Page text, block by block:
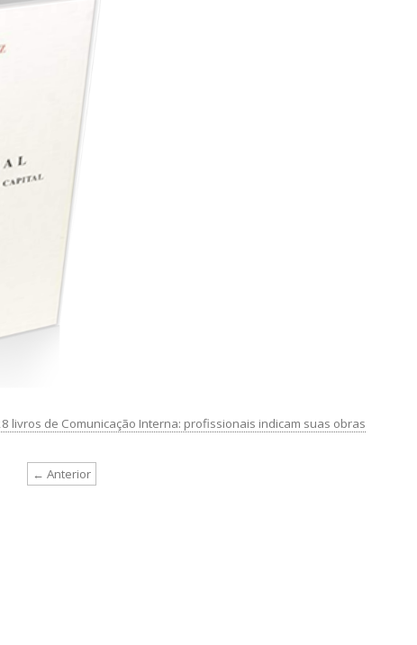
livros de Comunicação Interna: profissionais indicam suas obras
← Anterior